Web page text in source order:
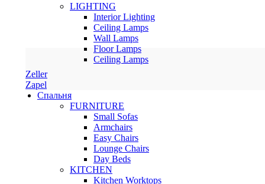
LIGHTING
Interior Lighting
Ceiling Lamps
Wall Lamps
Floor Lamps
Ceiling Lamps
Zeller
Zapel
Спальня
FURNITURE
Small Sofas
Armchairs
Easy Chairs
Lounge Chairs
Day Beds
KITCHEN
Kitchen Worktops